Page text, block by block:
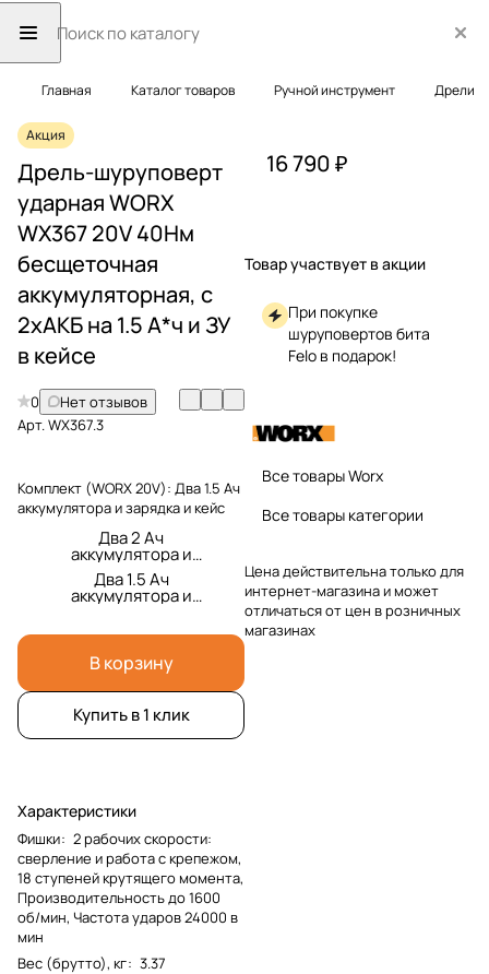
Главная Каталог товаров Ручной инструмент Дрели
Акция
Дрель-шуруповерт
ударная WORX
WX367 20V 40Нм
бесщеточная
аккумуляторная, с
2хАКБ на 1.5 А*ч и ЗУ
в кейсе
0
Нет отзывов
Арт.WX367.3
Комплект (WORX 20V): Два 1.5 Ач
аккумулятора и зарядка и кейс
Два 2 Ач
аккумулятора и
зарядка и кейс
Два 1.5 Ач
аккумулятора и
зарядка и кейс
В корзину
Купить в 1 клик
Характеристики
Фишки: 2 рабочих скорости:
сверление и работа с крепежом,
18 ступеней крутящего момента,
Производительность до 1600
об/мин, Частота ударов 24000 в
мин
Вес (брутто), кг: 3.37
16 790 ₽
Товар участвует в акции
При покупке
шуруповертов бита
Felo в подарок!
Все товары Worx
Все товары категории
Цена действительна только для
интернет-магазина и может
отличаться от цен в розничных
магазинах